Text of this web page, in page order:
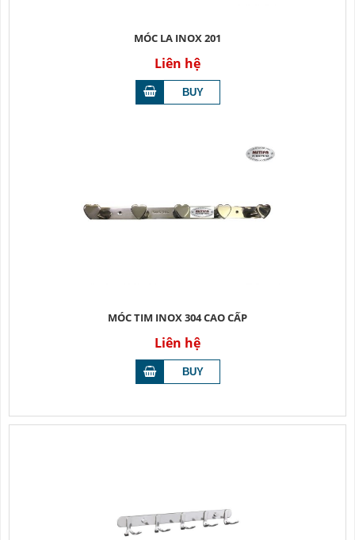
MÓC LA INOX 201
Liên hệ
MÓC TIM INOX 304 CAO CẤP
Liên hệ